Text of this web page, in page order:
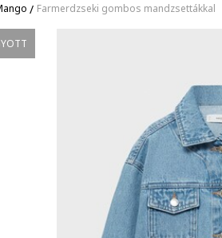
/ Farmerdzseki gombos mandzsettákkal